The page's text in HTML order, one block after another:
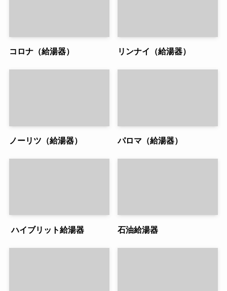
コロナ（給湯器） リンナイ（給湯器）
ノーリツ（給湯器） パロマ（給湯器）
ハイブリット給湯器 石油給湯器